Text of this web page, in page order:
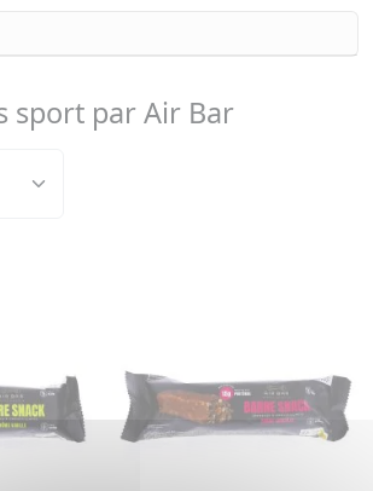
sport par Air Bar